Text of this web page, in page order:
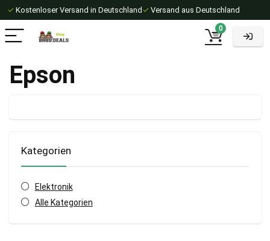
✓ Kostenloser Versand in Deutschland ✓ Versand aus Deutschland
0
Epson
Kategorien
Elektronik
Alle Kategorien